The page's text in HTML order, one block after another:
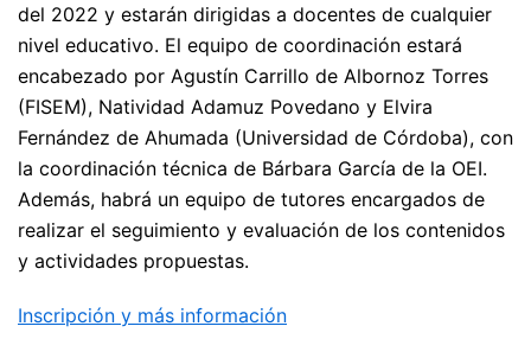
del 2022 y estarán dirigidas a docentes de cualquier
nivel educativo. El equipo de coordinación estará
encabezado por Agustín Carrillo de Albornoz Torres
(FISEM), Natividad Adamuz Povedano y Elvira
Fernández de Ahumada (Universidad de Córdoba), con
la coordinación técnica de Bárbara García de la OEI.
Además, habrá un equipo de tutores encargados de
realizar el seguimiento y evaluación de los contenidos
y actividades propuestas.
Inscripción y más información